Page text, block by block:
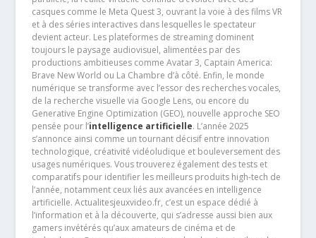
casques comme le Meta Quest 3, ouvrant la voie à des films VR
et à des séries interactives dans lesquelles le spectateur
devient acteur. Les plateformes de streaming dominent
toujours le paysage audiovisuel, alimentées par des
productions ambitieuses comme Avatar 3, Captain America:
Brave New World ou La Chambre d’à côté. Enfin, le monde
numérique se transforme avec l’essor des recherches vocales,
de la recherche visuelle via Google Lens, ou encore du
Generative Engine Optimization (GEO), nouvelle approche SEO
pensée pour l’intelligence artificielle. L’année 2025
s’annonce ainsi comme un tournant décisif entre innovation
technologique, créativité vidéoludique et bouleversement des
usages numériques. Vous trouverez également des tests et
comparatifs pour identifier les meilleurs produits high-tech de
l’année, notamment ceux liés aux avancées en intelligence
artificielle. Actualitesjeuxvideo.fr, c’est un espace dédié à
l’information et à la découverte, qui s’adresse aussi bien aux
gamers invétérés qu’aux amateurs de cinéma et de